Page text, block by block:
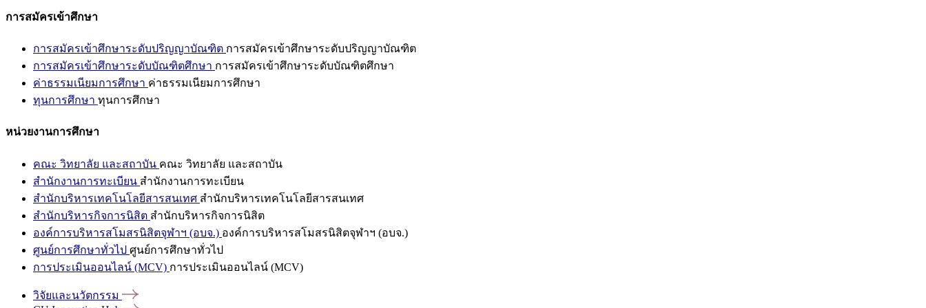
การสมัครเข้าศึกษา
การสมัครเข้าศึกษาระดับปริญญาบัณฑิต การสมัครเข้าศึกษาระดับปริญญาบัณฑิต
การสมัครเข้าศึกษาระดับบัณฑิตศึกษา การสมัครเข้าศึกษาระดับบัณฑิตศึกษา
ค่าธรรมเนียมการศึกษา ค่าธรรมเนียมการศึกษา
ทุนการศึกษา ทุนการศึกษา
หน่วยงานการศึกษา
คณะ วิทยาลัย และสถาบัน คณะ วิทยาลัย และสถาบัน
สำนักงานการทะเบียน สำนักงานการทะเบียน
สำนักบริหารเทคโนโลยีสารสนเทศ สำนักบริหารเทคโนโลยีสารสนเทศ
สำนักบริหารกิจการนิสิต สำนักบริหารกิจการนิสิต
องค์การบริหารสโมสรนิสิตจุฬาฯ (อบจ.) องค์การบริหารสโมสรนิสิตจุฬาฯ (อบจ.)
ศูนย์การศึกษาทั่วไป ศูนย์การศึกษาทั่วไป
การประเมินออนไลน์ (MCV) การประเมินออนไลน์ (MCV)
วิจัยและนวัตกรรม